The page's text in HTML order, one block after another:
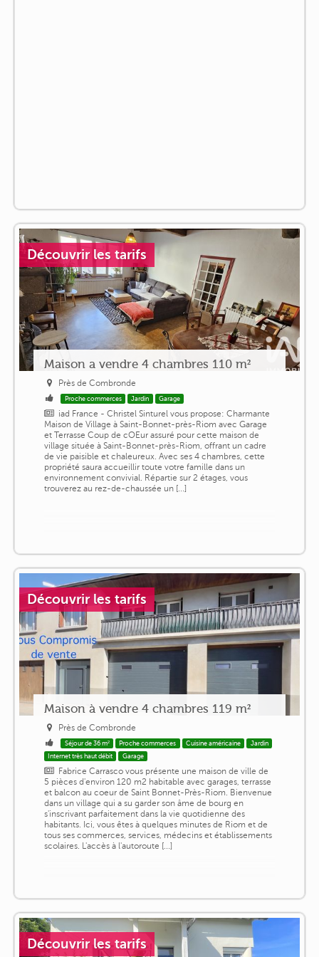
Découvrir les tarifs
Maison a vendre 4 chambres 110 m²
Près de Combronde
Proche commerces Jardin Garage
iad France - Christel Sinturel vous propose: Charmante
Maison de Village à Saint-Bonnet-près-Riom avec Garage
et Terrasse Coup de cOEur assuré pour cette maison de
village située à Saint-Bonnet-près-Riom, offrant un cadre
de vie paisible et chaleureux. Avec ses 4 chambres, cette
propriété saura accueillir toute votre famille dans un
environnement convivial. Répartie sur 2 étages, vous
trouverez au rez-de-chaussée un [...]
Découvrir les tarifs
Maison à vendre 4 chambres 119 m²
Près de Combronde
Séjour de 36 m² Proche commerces Cuisine américaine
Jardin
Internet très haut débit
Garage
Fabrice Carrasco vous présente une maison de ville de
5 pièces d'environ 120 m2 habitable avec garages, terrasse
et balcon au coeur de Saint Bonnet-Près-Riom. Bienvenue
dans un village qui a su garder son âme de bourg en
s'inscrivant parfaitement dans la vie quotidienne des
habitants. Ici, vous êtes à quelques minutes de Riom et de
tous ses commerces, services, médecins et établissements
scolaires. L'accès à l'autoroute [...]
Découvrir les tarifs